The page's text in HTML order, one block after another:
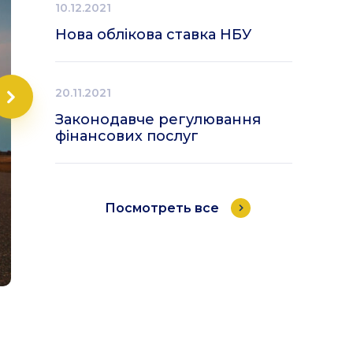
10.12.2021
Нова облікова ставка НБУ
20.11.2021
Законодавче регулювання
фінансових послуг
Посмотреть все